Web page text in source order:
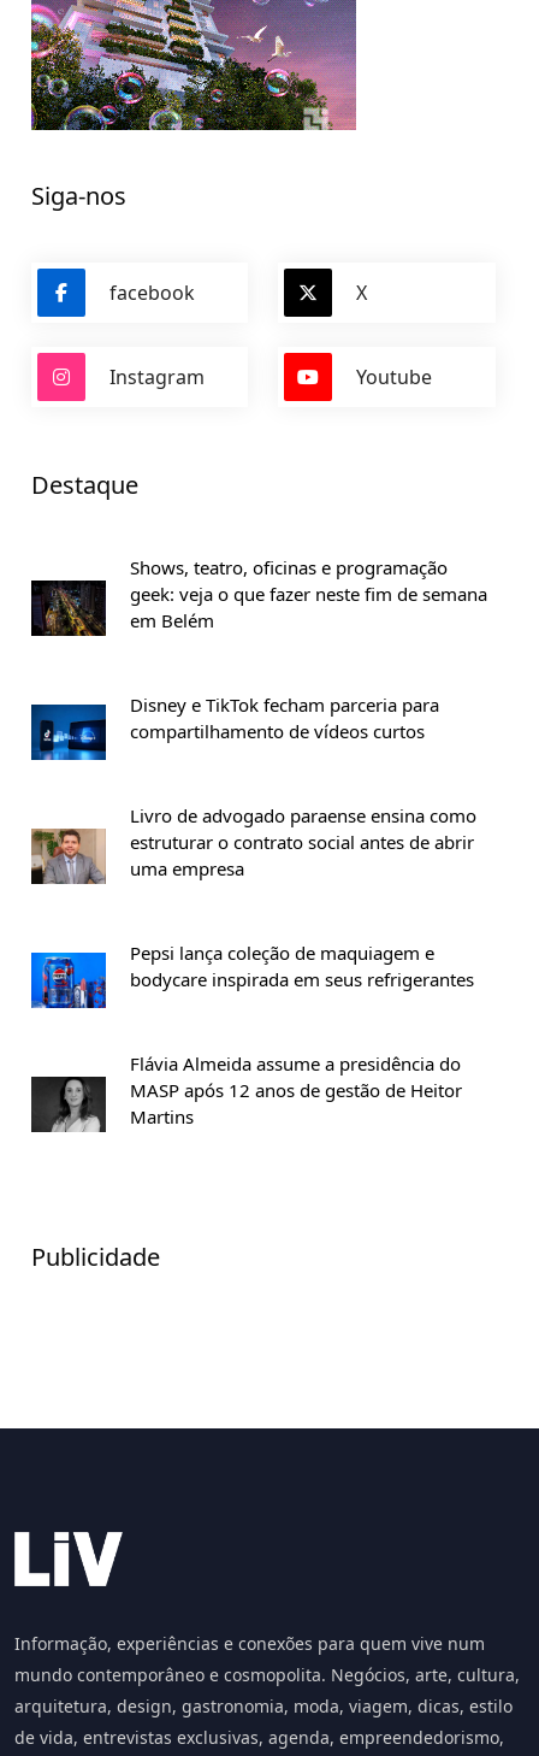
Siga-nos
facebook X
Instagram Youtube
Destaque
Shows, teatro, oficinas e programação
geek: veja o que fazer neste fim de semana
em Belém
Disney e TikTok fecham parceria para
compartilhamento de vídeos curtos
Livro de advogado paraense ensina como
estruturar o contrato social antes de abrir
uma empresa
Pepsi lança coleção de maquiagem e
bodycare inspirada em seus refrigerantes
Flávia Almeida assume a presidência do
MASP após 12 anos de gestão de Heitor
Martins
Publicidade
Informação, experiências e conexões para quem vive num
mundo contemporâneo e cosmopolita. Negócios, arte, cultura,
arquitetura, design, gastronomia, moda, viagem, dicas, estilo
de vida, entrevistas exclusivas, agenda, empreendedorismo,